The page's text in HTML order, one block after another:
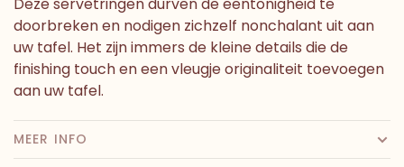
doorbreken en nodigen zichzelf nonchalant uit aan
uw tafel. Het zijn immers de kleine details die de
finishing touch en een vleugje originaliteit toevoegen
aan uw tafel.
MEER INFO